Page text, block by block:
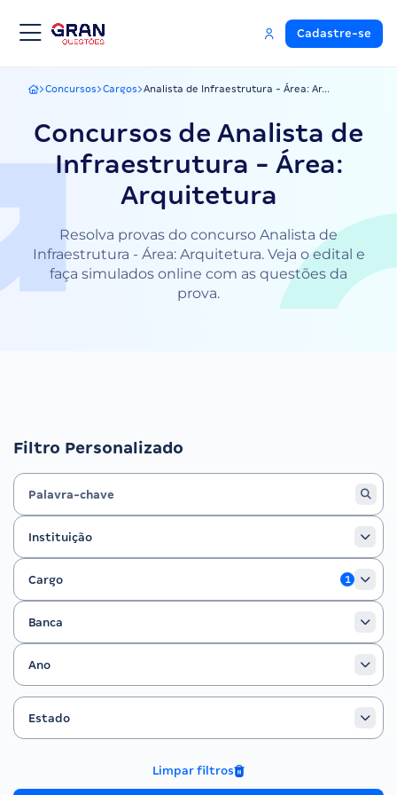
Cadastre-se
Gran Questões
Concursos Cargos Analista de Infraestrutura - Área: Ar...
Concursos de Analista de
Infraestrutura - Área:
Arquitetura
Resolva provas do concurso Analista de
Infraestrutura - Área: Arquitetura. Veja o edital e
faça simulados online com as questões da
prova.
Filtro Personalizado
Instituição
Instituição
Cargo
Cargo
1
Banca
Banca
Ano
Ano
Filtrar por Estado
Estado
Estado
Limpar filtros